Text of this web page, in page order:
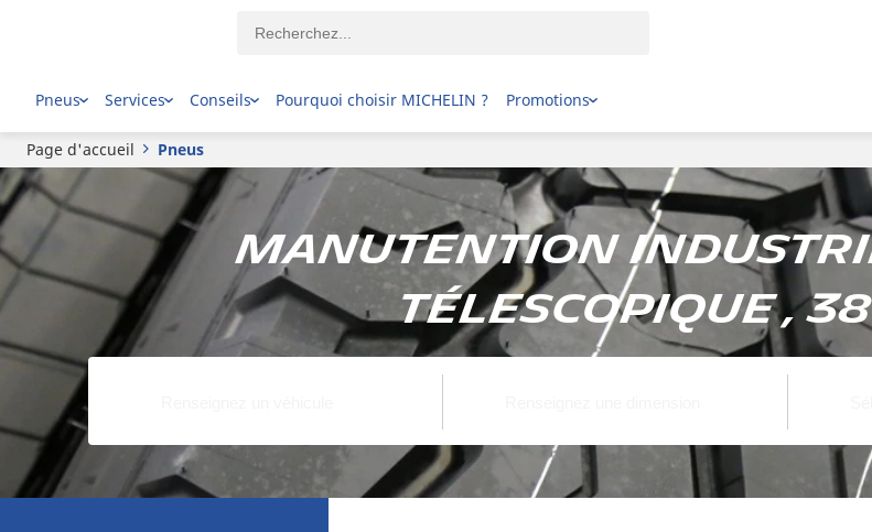
Pneus Services Conseils Pourquoi choisir MICHELIN ? Promotions
Page d'accueil Pneus
Manutention
télescopique ,